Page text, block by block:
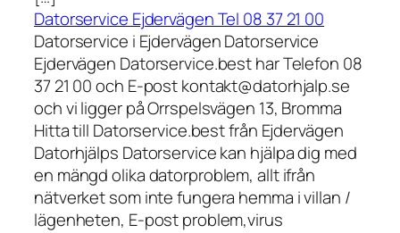
Datorservice Ejdervägen Tel 08 37 21 00
Datorservice i Ejdervägen Datorservice
Ejdervägen Datorservice.best har Telefon 08
37 21 00 och E-post kontakt@datorhjalp.se
och vi ligger på Orrspelsvägen 13, Bromma
Hitta till Datorservice.best från Ejdervägen
Datorhjälps Datorservice kan hjälpa dig med
en mängd olika datorproblem, allt ifrån
nätverket som inte fungera hemma i villan /
lägenheten, E-post problem,virus